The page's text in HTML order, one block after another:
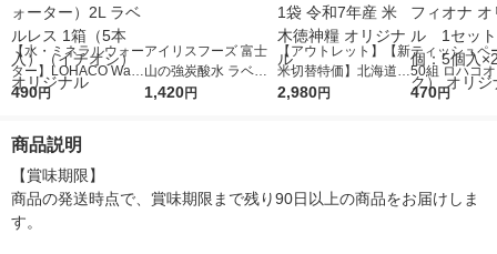
【水・ミネラルウォー
ター】LOHACO Wate
r（ロハコウォータ
シ） オリジナル
490円
アイリスフーズ 富士
山の強炭酸水 ラベル
レス 500ml 1箱（24
1,420円
【アウトレット】【新
米切替特価】北海道産
ななつぼし 無洗米 5k
2,980円
ティッシュペ
50組 ロハコ
ルソフトパッ
470円
商品説明
【賞味期限】
商品の発送時点で、賞味期限まで残り90日以上の商品をお届けしま
す。